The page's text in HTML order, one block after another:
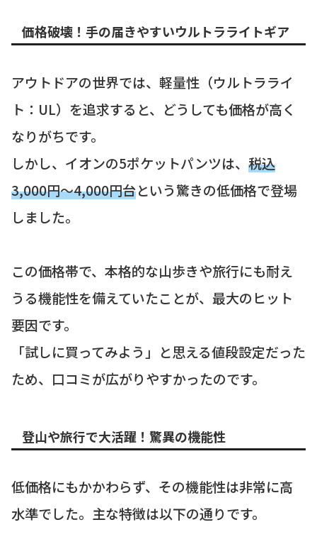
価格破壊！手の届きやすいウルトラライトギア
アウトドアの世界では、軽量性（ウルトラライ
ト：UL）を追求すると、どうしても価格が高く
なりがちです。
しかし、イオンの5ポケットパンツは、 税込
3,000円〜4,000円台という驚きの低価格で登場
しました。
この価格帯で、本格的な山歩きや旅行にも耐え
うる機能性を備えていたことが、最大のヒット
要因です。
「試しに買ってみよう」と思える値段設定だった
ため、口コミが広がりやすかったのです。
登山や旅行で大活躍！驚異の機能性
低価格にもかかわらず、その機能性は非常に高
水準でした。主な特徴は以下の通りです。